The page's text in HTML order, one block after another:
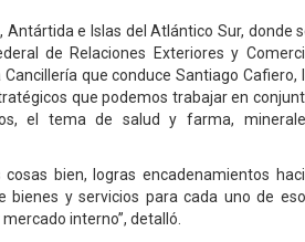
Antártida e Islas del Atlántico Sur, donde
de Relaciones Exteriores y
que conduce Santiago Cafiero,
que podemos trabajar en
el tema de salud y farma,
bien, logras encadenamientos
bienes y servicios para cada uno de
interno”, detalló.